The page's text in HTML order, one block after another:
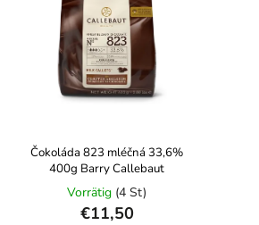
Alphabetisch
Čokoláda 823 mléčná 33,6%
400g Barry Callebaut
Vorrätig (4 St)
€11,50